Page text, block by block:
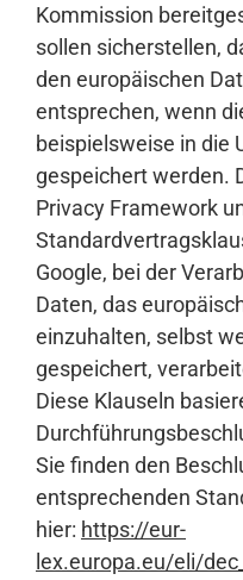
Kommission
sollen sicherstellen,
den europäischen
entsprechen, wenn
beispielsweise in die
gespeichert werden.
Privacy Framework
Google, bei der
Daten, das
einzuhalten, selbst
gespeichert,
Diese Klauseln
Sie finden den
entsprechenden
hier: https://eur-
lex.europa.eu/eli/